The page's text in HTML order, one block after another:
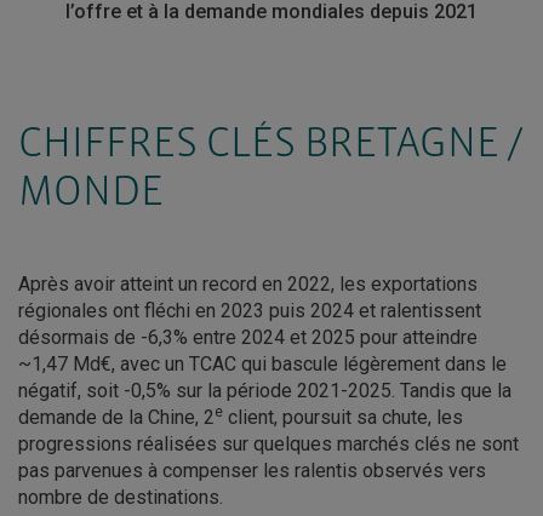
l’offre et à la demande mondiales depuis 2021
CHIFFRES CLÉS BRETAGNE /
MONDE
Après avoir atteint un record en 2022, les exportations
régionales ont fléchi en 2023 puis 2024 et ralentissent
désormais de -6,3% entre 2024 et 2025 pour atteindre
~1,47 Md€, avec un TCAC qui bascule légèrement dans le
négatif, soit -0,5% sur la période 2021-2025. Tandis que la
demande de la Chine, 2e client, poursuit sa chute, les
progressions réalisées sur quelques marchés clés ne sont
pas parvenues à compenser les ralentis observés vers
nombre de destinations.